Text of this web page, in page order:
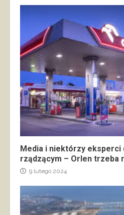
Media i niektórzy eksperci
rządzącym – Orlen trzeba
9 lutego 2024